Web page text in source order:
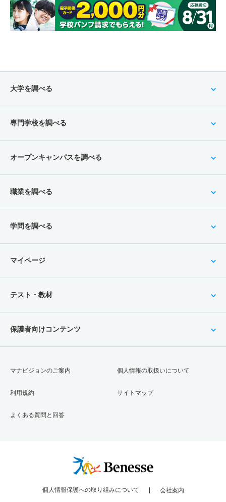
大学を調べる
専門学校を調べる
オープンキャンパスを調べる
職業を調べる
学問を調べる
マイページ
テスト・教材
保護者向けコンテンツ
マナビジョンのご案内
利用規約
よくある質問と回答
個人情報の取扱いについて
サイトマップ
個人情報保護への取り組みについて 会社案内